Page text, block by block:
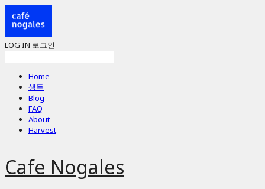
LOG IN 로그인
Home
생두
Blog
FAQ
About
Harvest
Cafe Nogales